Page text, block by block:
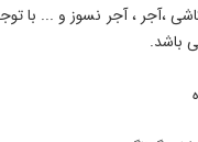
،آجر ، آجر نسوز و ... با
باشد.